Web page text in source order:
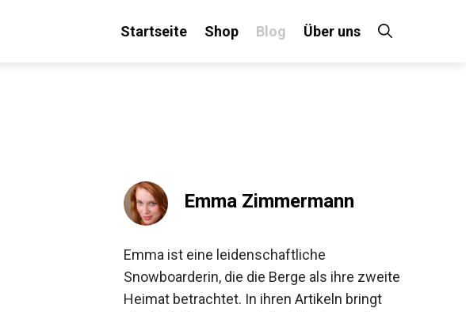
Startseite Shop Blog Über uns
Emma Zimmermann
Emma ist eine leidenschaftliche
Snowboarderin, die die Berge als ihre
zweite Heimat betrachtet. In ihren Artikeln
Sale bei Decathlon an!